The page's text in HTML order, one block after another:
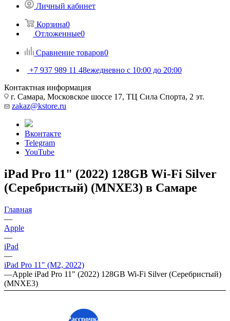
Личный кабинет
Корзина0
Отложенные0
Сравнение товаров0
+7 937 989 11 48ежедневно с 10:00 до 20:00
Контактная информация
г. Самара, Московское шоссе 17, ТЦ Сила Спорта, 2 эт.
zakaz@kstore.ru
Вконтакте
Telegram
YouTube
iPad Pro 11" (2022) 128GB Wi-Fi Silver
(Серебристый) (MNXE3) в Самаре
Главная
—
Apple
—
iPad
—
iPad Pro 11" (M2, 2022)
—Apple iPad Pro 11" (2022) 128GB Wi-Fi Silver (Серебристый)
(MNXE3)
Рассрочка